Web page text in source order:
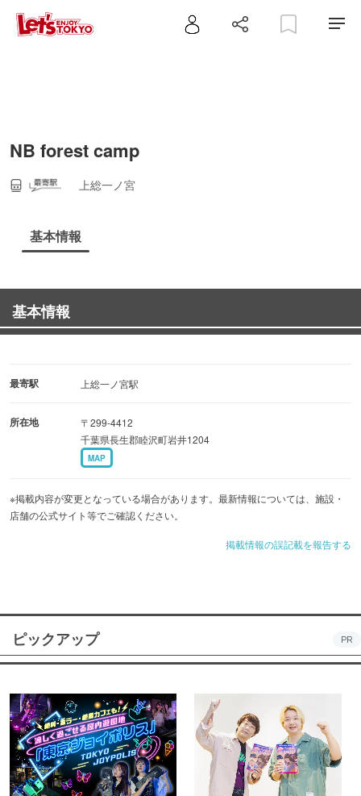
NB forest camp
上総一ノ宮
基本情報
基本情報
最寄駅 上総一ノ宮駅
所在地
〒299-4412
千葉県長生郡睦沢町岩井1204
MAP
※掲載内容が変更となっている場合があります。最新情報については、施設・
店舗の公式サイト等でご確認ください。
掲載情報の誤記載を報告する
ピックアップ PR